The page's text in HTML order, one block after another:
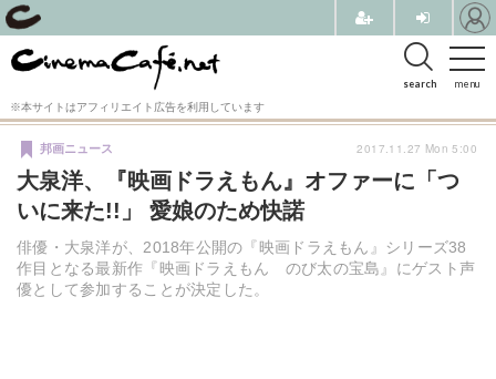
menu
search
※本サイトはアフィリエイト広告を利用しています
大泉洋、『映画ドラえもん』オファーに「つ
いに来た!!」 愛娘のため快諾
俳優・大泉洋が、2018年公開の『映画ドラえもん』シリーズ38
作目となる最新作『映画ドラえもん のび太の宝島』にゲスト声
優として参加することが決定した。
邦画ニュース 2017.11.27 Mon 5:00